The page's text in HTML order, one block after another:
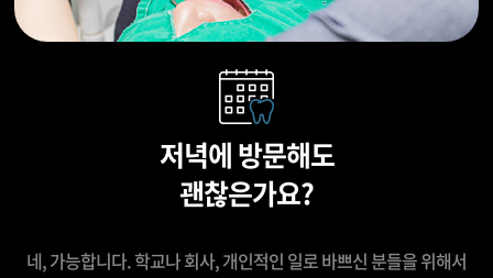
저녁에 방문해도
괜찮은가요?
네, 가능합니다.학교나 회사, 개인적인 일로 바쁘신 분들을 위해서